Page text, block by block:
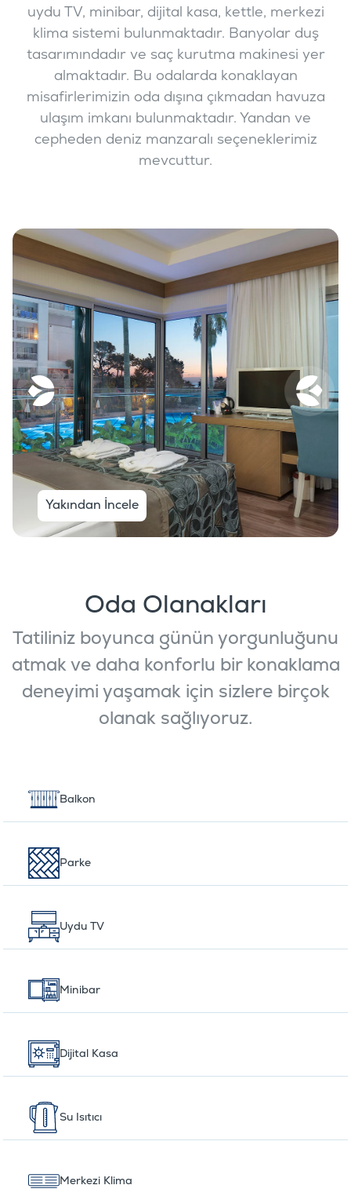
uydu TV, minibar, dijital kasa, kettle, merkezi
klima sistemi bulunmaktadır. Banyolar duş
tasarımındadır ve saç kurutma makinesi yer
almaktadır. Bu odalarda konaklayan
misafirlerimizin oda dışına çıkmadan havuza
ulaşım imkanı bulunmaktadır. Yandan ve
cepheden deniz manzaralı seçeneklerimiz
mevcuttur.
Yakından İncele
Oda Olanakları
Tatiliniz boyunca günün yorgunluğunu
atmak ve daha konforlu bir konaklama
deneyimi yaşamak için sizlere birçok
olanak sağlıyoruz.
Balkon
Parke
Uydu TV
Minibar
Dijital Kasa
Su Isıtıcı
Merkezi Klima